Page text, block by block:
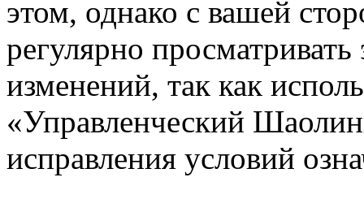
этом, однако с вашей
регулярно просматривать
изменений, так как
«Управленческий
исправления условий